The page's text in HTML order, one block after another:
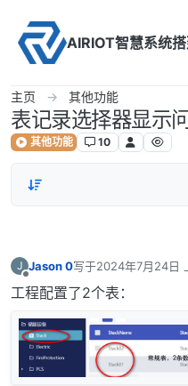
AIRIOT智慧系统
主页 其他功能
表记录选择器显示
其他功能 10
J
离线
Jason 0写于2024年7月24日
最后由 编辑
工程配置了2个表：